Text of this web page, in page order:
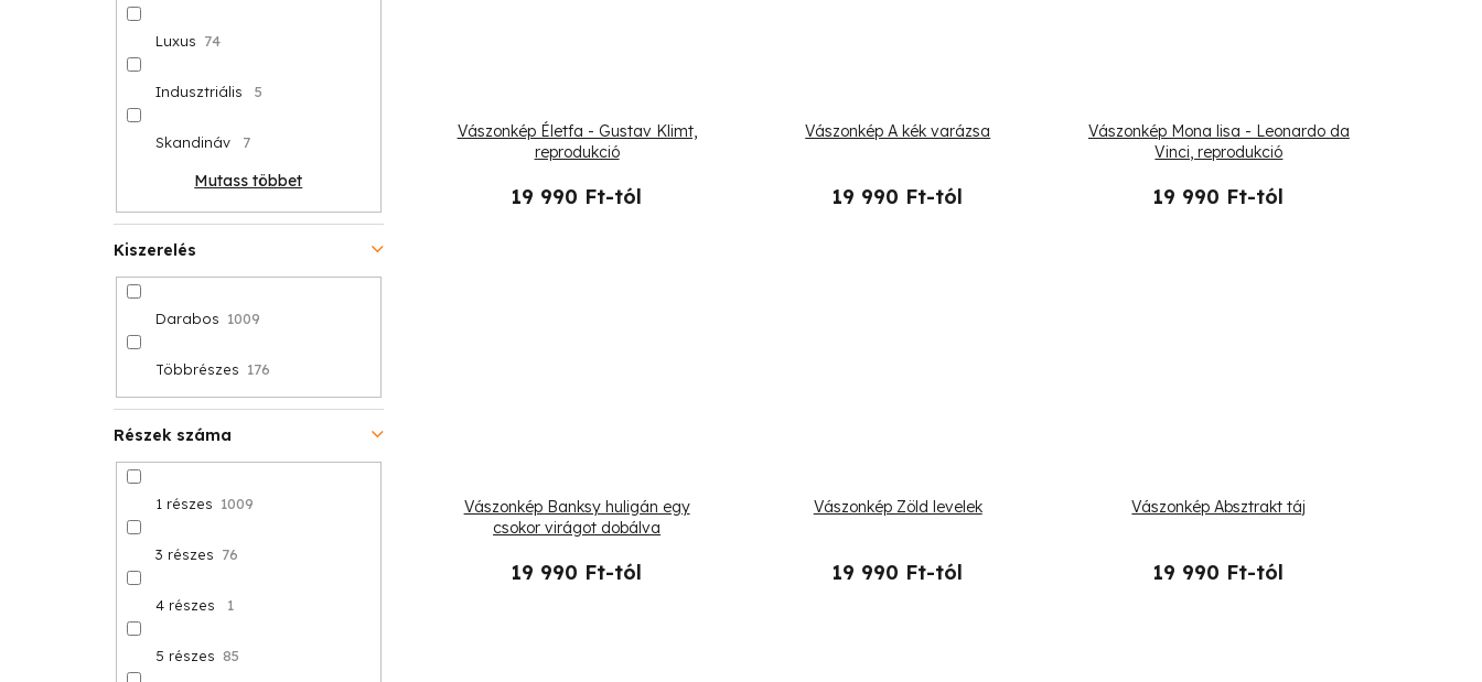
Luxus 74
Indusztriális 5
Skandináv 7
Mutass többet
Kiszerelés
Darabos 1009
Többrészes 176
Részek száma
1 részes 1009
3 részes 76
4 részes 1
5 részes 85
Vászonkép Életfa - Gustav Klimt,
reprodukció
19 990 Ft-tól
Vászonkép A kék varázsa
19 990 Ft-tól
Vászonkép Mona lisa - Leonardo da
Vinci, reprodukció
19 990 Ft-tól
Vászonkép Banksy huligán egy
csokor virágot dobálva
19 990 Ft-tól
Vászonkép Zöld levelek
19 990 Ft-tól
Vászonkép Absztrakt táj
19 990 Ft-tól